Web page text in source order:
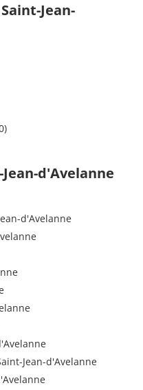
Jean-
d'Avelanne
d'Avelanne
Jean-d'Avelanne